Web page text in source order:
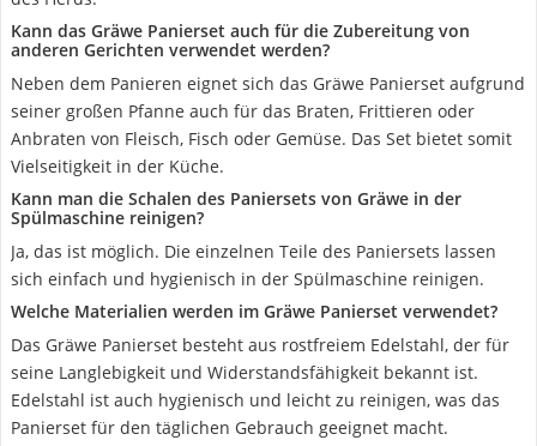
Kann das Gräwe Panierset auch für die Zubereitung von
anderen Gerichten verwendet werden?
Neben dem Panieren eignet sich das Gräwe Panierset aufgrund
seiner großen Pfanne auch für das Braten, Frittieren oder
Anbraten von Fleisch, Fisch oder Gemüse. Das Set bietet somit
Vielseitigkeit in der Küche.
Kann man die Schalen des Paniersets von Gräwe in der
Spülmaschine reinigen?
Ja, das ist möglich. Die einzelnen Teile des Paniersets lassen
sich einfach und hygienisch in der Spülmaschine reinigen.
Welche Materialien werden im Gräwe Panierset verwendet?
Das Gräwe Panierset besteht aus rostfreiem Edelstahl, der für
seine Langlebigkeit und Widerstandsfähigkeit bekannt ist.
Edelstahl ist auch hygienisch und leicht zu reinigen, was das
Panierset für den täglichen Gebrauch geeignet macht.